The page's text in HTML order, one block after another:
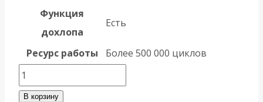
Функция
дохлопа
Есть
Ресурс работы
Более 500 000 циклов
Количество
товара
В корзину